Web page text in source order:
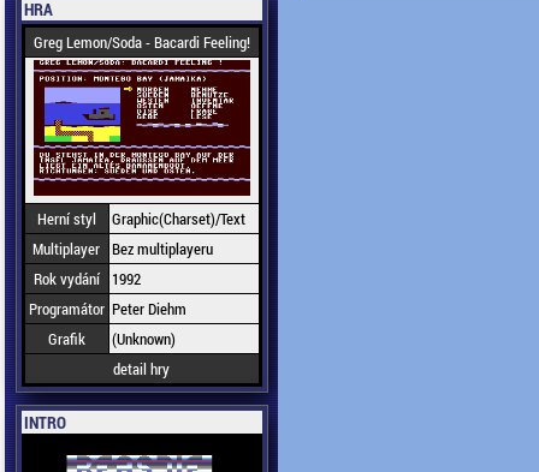
HRA
Greg Lemon/Soda - Bacardi Feeling!
Herní styl
Graphic(Charset)/Text
Multiplayer Bez multiplayeru
Rok vydání
1992
Programátor Peter Diehm
Grafik
(Unknown)
detail hry
INTRO